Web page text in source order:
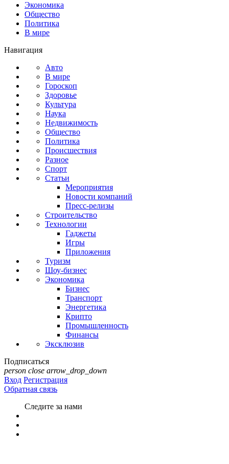
Экономика
Общество
Политика
В мире
Навигация
Авто
В мире
Гороскоп
Здоровье
Культура
Наука
Недвижимость
Общество
Политика
Происшествия
Разное
Спорт
Статьи
Мероприятия
Новости компаний
Пресс-релизы
Строительство
Технологии
Гаджеты
Игры
Приложения
Туризм
Шоу-бизнес
Экономика
Бизнес
Транспорт
Энергетика
Крипто
Промышленность
Финансы
Эксклюзив
Подписаться
person close arrow_drop_down
Вход Регистрация
Обратная связь
Следите за нами